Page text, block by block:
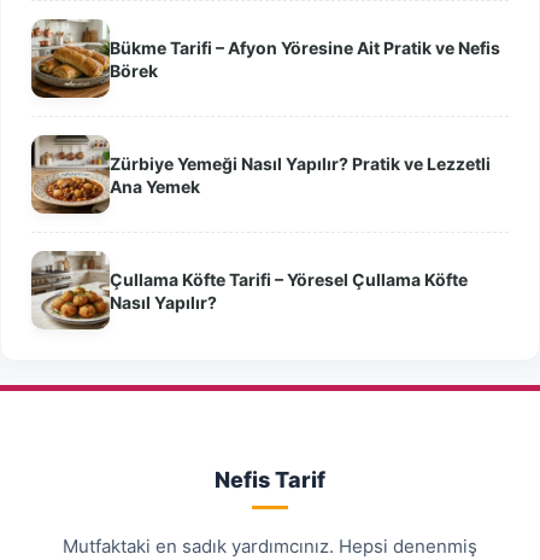
Bükme Tarifi – Afyon Yöresine Ait Pratik ve Nefis
Börek
Zürbiye Yemeği Nasıl Yapılır? Pratik ve Lezzetli
Ana Yemek
Çullama Köfte Tarifi – Yöresel Çullama Köfte
Nasıl Yapılır?
Nefis Tarif
Mutfaktaki en sadık yardımcınız. Hepsi denenmiş